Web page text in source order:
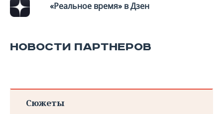
«Реальное время» в Дзен
НОВОСТИ ПАРТНЕРОВ
Сюжеты